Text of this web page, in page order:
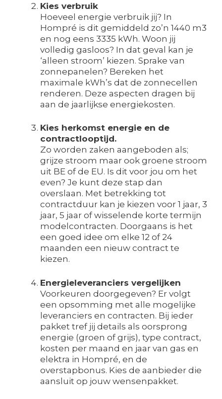
Kies verbruik
Hoeveel energie verbruik jij? In
Hompré is dit gemiddeld zo’n 1440 m3
en nog eens 3335 kWh. Woon jij
volledig gasloos? In dat geval kan je
‘alleen stroom’ kiezen. Sprake van
zonnepanelen? Bereken het
maximale kWh’s dat de zonnecellen
renderen. Deze aspecten dragen bij
aan de jaarlijkse energiekosten.
Kies herkomst energie en de
contractlooptijd.
Zo worden zaken aangeboden als;
grijze stroom maar ook groene stroom
uit BE of de EU. Is dit voor jou om het
even? Je kunt deze stap dan
overslaan. Met betrekking tot
contractduur kan je kiezen voor 1 jaar, 3
jaar, 5 jaar of wisselende korte termijn
modelcontracten. Doorgaans is het
een goed idee om elke 12 of 24
maanden een nieuw contract te
kiezen.
Energieleveranciers vergelijken
Voorkeuren doorgegeven? Er volgt
een opsomming met alle mogelijke
leveranciers en contracten. Bij ieder
pakket tref jij details als oorsprong
energie (groen of grijs), type contract,
kosten per maand en jaar van gas en
elektra in Hompré, en de
overstapbonus. Kies de aanbieder die
aansluit op jouw wensenpakket.